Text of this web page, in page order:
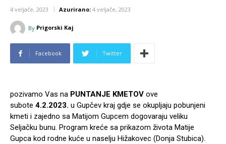
4 veljače, 2023 Azurirano: 4 veljače, 2023
By Prigorski Kaj
Facebook Twitter
pozivamo Vas na PUNTANJE KMETOV ove
subote 4.2.2023. u Gupčev kraj gdje se okupljaju pobunjeni
kmeti i zajedno sa Matijom Gupcem dogovaraju veliku
Seljačku bunu. Program kreće sa prikazom života Matije
Gupca kod rodne kuće u naselju Hižakovec (Donja Stubica).